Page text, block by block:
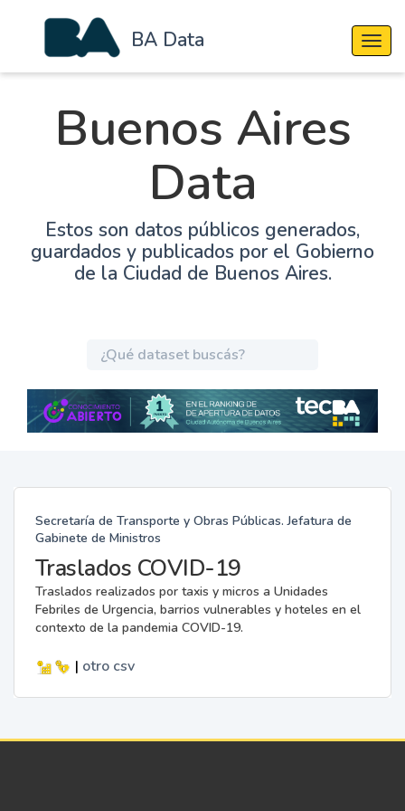
BA Data
Buenos Aires
Data
Estos son datos públicos generados,
guardados y publicados por el Gobierno
de la Ciudad de Buenos Aires.
Secretaría de Transporte y Obras Públicas. Jefatura de
Gabinete de Ministros
Traslados COVID-19
Traslados realizados por taxis y micros a Unidades
Febriles de Urgencia, barrios vulnerables y hoteles en el
contexto de la pandemia COVID-19.
| otro csv